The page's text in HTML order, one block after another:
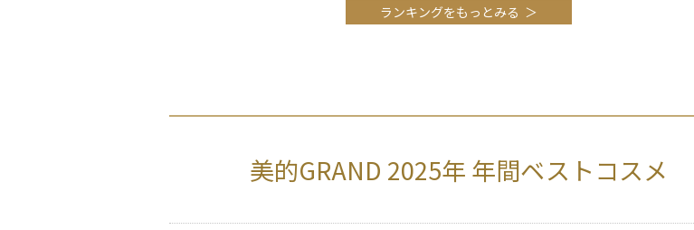
ランキングをもっとみる
美的GRAND 2025年 年間ベストコスメ